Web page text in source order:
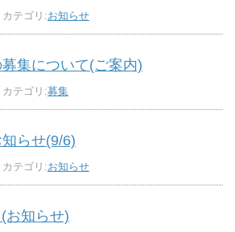
カテゴリ:お知らせ
集について(ご案内)
カテゴリ:募集
らせ(9/6)
カテゴリ:お知らせ
お知らせ)